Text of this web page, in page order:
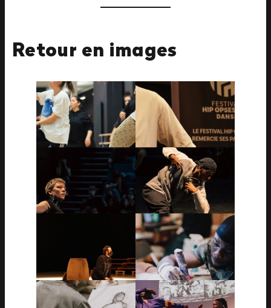
Retour en images